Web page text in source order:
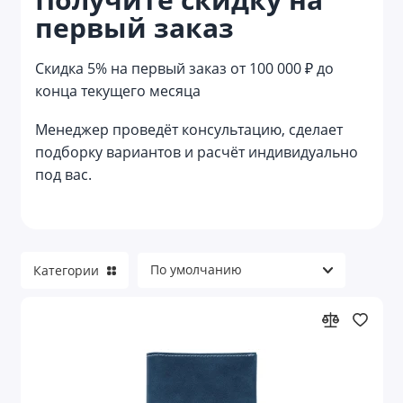
первый заказ
Скидка 5% на первый заказ от 100 000 ₽ до
конца текущего месяца
Менеджер проведёт консультацию, сделает
подборку вариантов и расчёт индивидуально
под вас.
Мешки
Наборы с сумками
Несессеры
Органайзеры
Органайзеры для авто
Органайзеры для кухни
Категории